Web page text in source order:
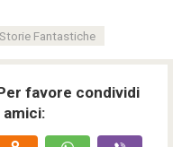
Storie Fantastiche
favore condividi